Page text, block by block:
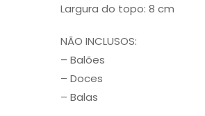
Largura do topo: 8 cm
NÃO INCLUSOS:
– Balões
– Doces
– Balas